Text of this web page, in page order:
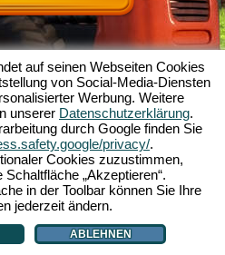
Browserspiel Die Features|AGB |
|Regeln|Forum|Support|Spielinfo
|Google Play| App Store|
|Cookies verwalten
auf seinen Webseiten Cookies
von Social-Media-Diensten
Werbung. Weitere
unserer Datenschutzerklärung.
durch Google finden Sie
privacy/.
Cookies zuzustimmen,
Schaltfläche „Akzeptieren“.
in der Toolbar können Sie Ihre
jederzeit ändern.
ABLEHNEN